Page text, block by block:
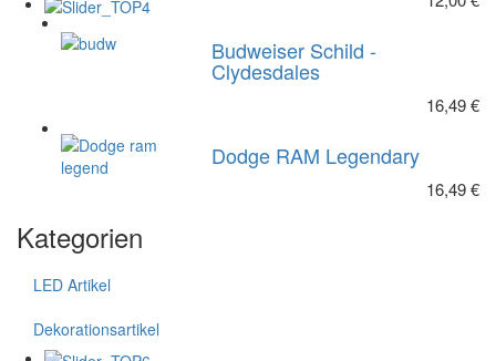
Budweiser Schild -
Clydesdales
16,49 €
Dodge RAM Legendary
16,49 €
Kategorien
LED Artikel
Dekorationsartikel